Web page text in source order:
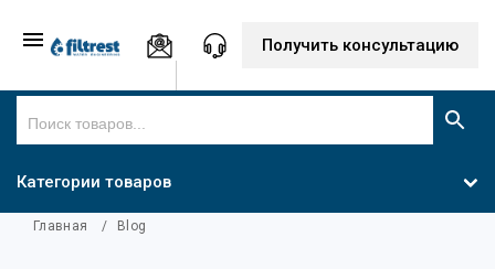
Получить консультацию
Категории товаров
Главная / Blog